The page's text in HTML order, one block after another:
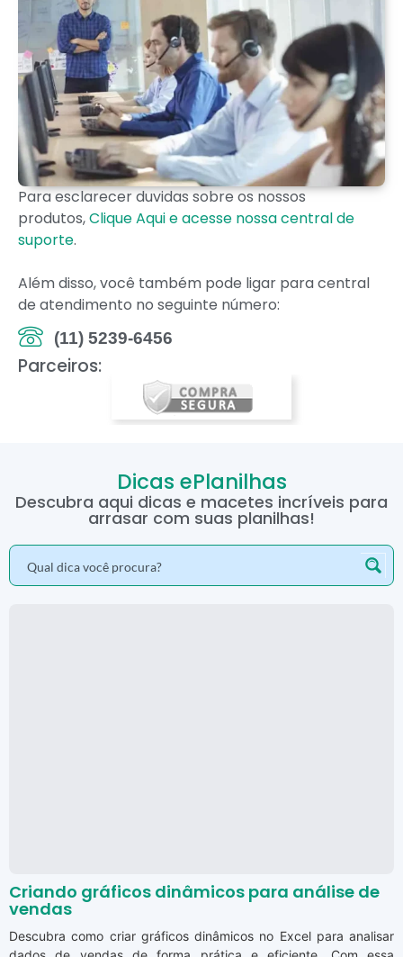
Para esclarecer duvidas sobre os nossos
produtos,Clique Aqui e acesse nossa central de
suporte.
Além disso, você também pode ligar para central
de atendimento no seguinte número:
(11) 5239-6456
Parceiros:
Dicas ePlanilhas
Descubra aqui dicas e macetes incríveis para
arrasar com suas planilhas!
Criando gráficos dinâmicos para análise de
vendas
Descubra como criar gráficos dinâmicos no Excel para analisar